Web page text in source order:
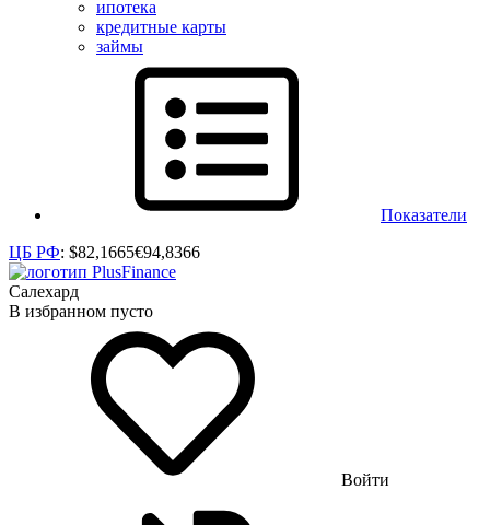
ипотека
кредитные карты
займы
Показатели
ЦБ РФ: $82,1665€94,8366
Салехард
В избранном пусто
Войти